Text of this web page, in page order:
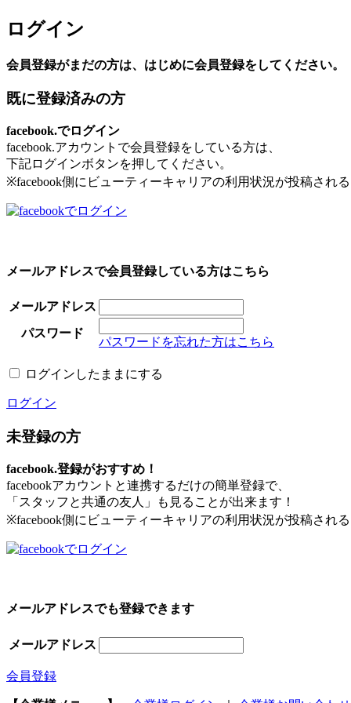
ログイン
会員登録がまだの方は、はじめに会員登録をしてください。
既に登録済みの方
facebook.でログイン
facebook.アカウントで会員登録をしている方は、
下記ログインボタンを押してください。
※facebook側にビューティーキャリアの利用状況が投稿される
メールアドレスで会員登録している方はこちら
メールアドレス
パスワード
パスワードを忘れた方はこちら
ログインしたままにする
ログイン
未登録の方
facebook.登録がおすすめ！
facebookアカウントと連携するだけの簡単登録で、
「スタッフと共通の友人」も見ることが出来ます！
※facebook側にビューティーキャリアの利用状況が投稿される
メールアドレスでも登録できます
メールアドレス
会員登録